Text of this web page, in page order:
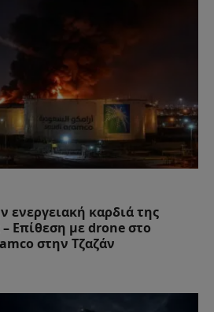
ενεργειακή καρδιά της
Επίθεση με drone στο
στην Τζαζάν